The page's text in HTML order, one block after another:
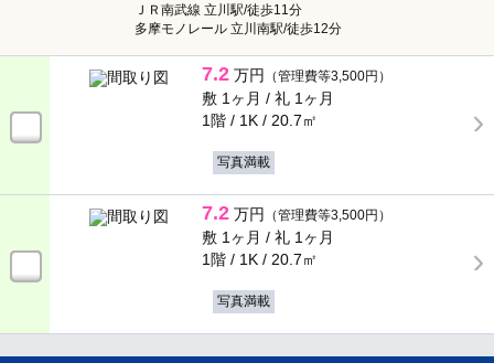
ＪＲ南武線 立川駅/徒歩11分
多摩モノレール 立川南駅/徒歩12分
7.2 万円 （管理費等3,500円）
敷 1ヶ月 / 礼 1ヶ月
1階 / 1K / 20.7㎡
写真満載
7.2 万円 （管理費等3,500円）
敷 1ヶ月 / 礼 1ヶ月
1階 / 1K / 20.7㎡
写真満載